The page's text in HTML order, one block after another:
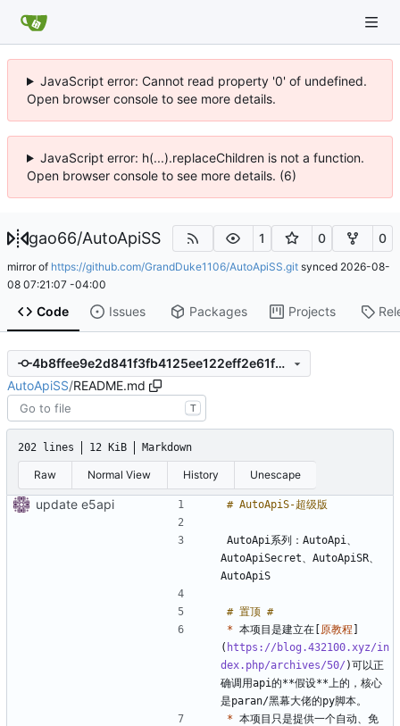
JavaScript error: Cannot read property '0' of undefined.
Open browser console to see more details.
JavaScript error: h(...).replaceChildren is not a function.
Open browser console to see more details. (6)
gao66/AutoApiSS 1 0 0
mirror of https://github.com/GrandDuke1106/AutoApiSS.git synced 2026-08-
08 07:21:07 -04:00
Code Issues Packages Projects
4b8ffee9e2d841f3fb4125ee122eff2e61f36b42
AutoApiSS/README.md
T
202 lines 12 KiB Markdown
Raw Normal View History Unescape
update e5api
AutoApi系列：AutoApi、
AutoApiSecret、AutoApiSR、
* 本项目是建立在[原教程 ]
( https://blog.432100.xyz/in
dex.php/archives/50/ )可以正
确调用api的**假设**上的，核心
* 本项目只是提供一个自动、免